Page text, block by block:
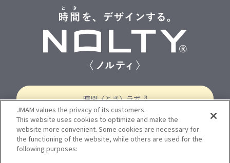
手帳サイズで探す
小型サイズ（小型・縦長・新書・A6）
B6サイズ
A5サイズ
B5サイズ
能率手帳 N-バディ N-コンパス
N-アクセス
N-キャレル
N-エクリ N-スリム
N-ティオ
N-PAGEM Memory
N-PAGEM Arts
N-PAGEM Family
N-PAGEM Colors Bindex
時間〈とき〉ラボ
個人情報保護方針
プライバシーポリシー
Cookie 設定
JMAM values the privacy of its customers.
This website uses cookies to optimize and make the
website more convenient. Some cookies are necessary for
the functioning of the website, while others are used for the
following purposes: